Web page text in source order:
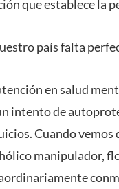
que establece la
país falta
en salud
intento de
Cuando vemos
manipulador,